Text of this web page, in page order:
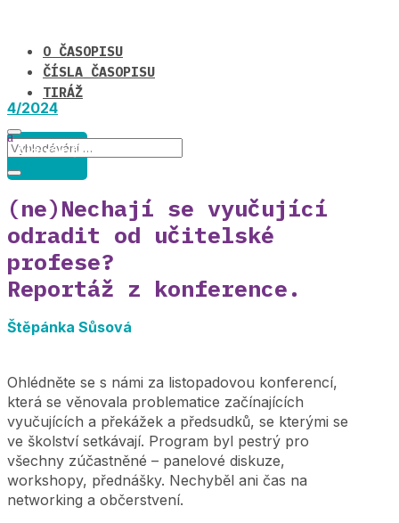
O ČASOPISU
ČÍSLA ČASOPISU
TIRÁŽ
4/2024
Aktuálně
(ne)Nechají se vyučující
odradit od učitelské
profese?
Reportáž z konference.
Štěpánka Sůsová
Ohlédněte se s námi za listopadovou konferencí,
která se věnovala problematice začínajících
vyučujících a překážek a předsudků, se kterými se
ve školství setkávají. Program byl pestrý pro
všechny zúčastněné – panelové diskuze,
workshopy, přednášky. Nechyběl ani čas na
networking a občerstvení.